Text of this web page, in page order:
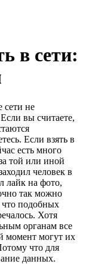
в сети:
сети не
вы считаете,
Если взять в
есть много
той или иной
человек в
лайк на фото,
так можно
что подобных
Хотя
органам все
момент могут их
что для
данных.